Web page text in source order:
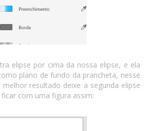
elipse por cima da nossa elipse, e ela
plano de fundo da prancheta, nesse
resultado deixe a segunda elipse
com uma figura assim: